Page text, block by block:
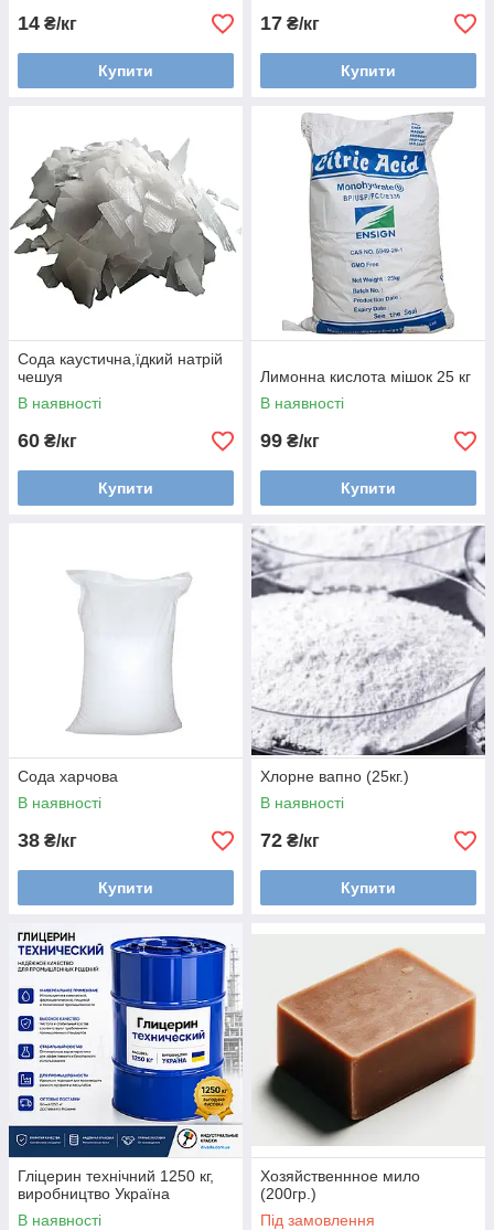
14 ₴/кг
Купити
17 ₴/кг
Купити
Сода каустична,їдкий натрій
чешуя
В наявності
60 ₴/кг
Купити
Лимонна кислота мішок 25 кг
В наявності
99 ₴/кг
Купити
Сода харчова
В наявності
38 ₴/кг
Купити
Хлорне вапно (25кг.)
В наявності
72 ₴/кг
Купити
Гліцерин технічний 1250 кг,
виробництво Україна
В наявності
Хозяйственнное мило
(200гр.)
Під замовлення